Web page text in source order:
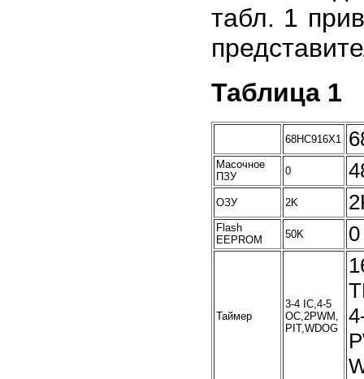
табл. 1
Таблица 1
68HC916X1
Масочное
ПЗУ
0
ОЗУ 2K
Flash
EEPROM
50K 0
Таймер
3-4 IC,4-5
OC,2PWM,
PIT,WDOG